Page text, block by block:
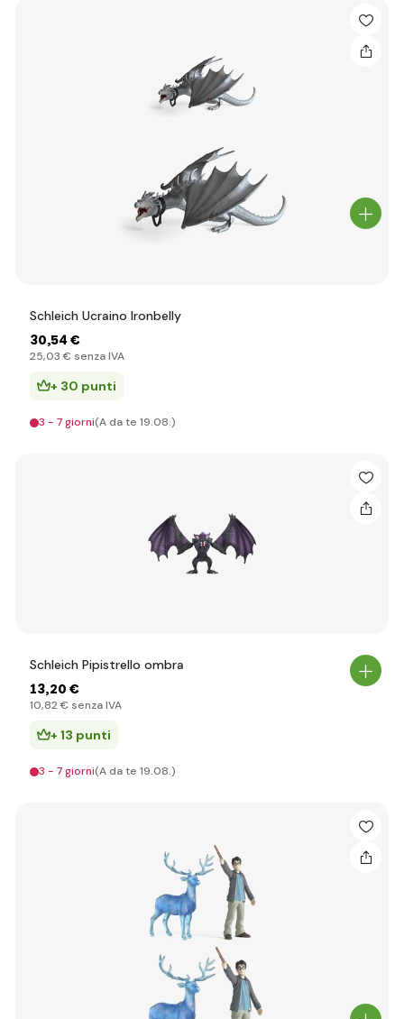
Schleich Ucraino Ironbelly
30,54 €
25,03 € senza IVA
+ 30 punti
3 - 7 giorni(A da te 19.08.)
Schleich Pipistrello ombra
13,20 €
10,82 € senza IVA
+ 13 punti
3 - 7 giorni(A da te 19.08.)